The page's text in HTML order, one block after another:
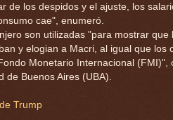
de los despidos y el ajuste, los
cae", enumeró.
son utilizadas "para mostrar que
y elogian a Macri, al igual que los
Monetario Internacional (FMI)",
Buenos Aires (UBA).
Trump